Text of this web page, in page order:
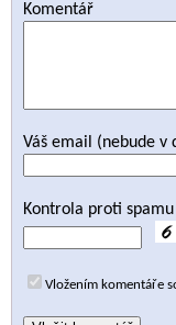
Komentář
Váš email (nebude v
Kontrola proti spamu
Vložením komentáře